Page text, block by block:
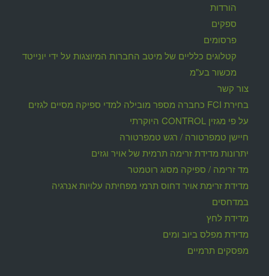
הורדות
ספקים
פרסומים
קטלוגים כלליים של מיטב החברות המיוצגות על ידי יונייטד
מכשור בע"מ
צור קשר
בחירת FCI כחברה מספר מובילה למדי ספיקה מסיים לגזים
על פי מגזין CONTROL היוקרתי
חיישן טמפרטורה / רגש טמפרטורה
יתרונות מדידת זרימה תרמית של אויר וגזים
מד זרימה / ספיקה מסוג רוטמטר
מדידת זרימת אויר דחוס תרמי מפחיתה עלויות אנרגיה
במדחסים
מדידת לחץ
מדידת מפלס ביוב ומים
מפסקים תרמיים